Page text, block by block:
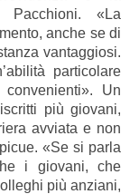
Pacchioni. «La
anche se di
vantaggiosi.
particolare
Un
più giovani,
avviata e non
«Se si parla
i giovani, che
più anziani,